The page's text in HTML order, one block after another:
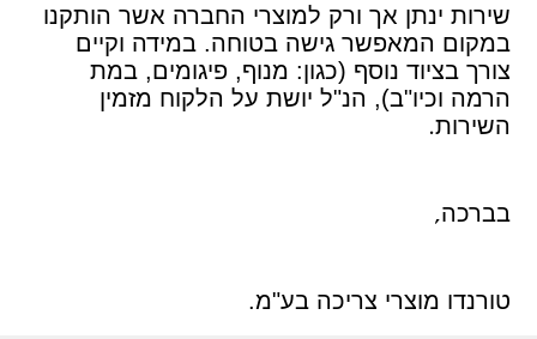
שירות ינתן אך ורק למוצרי החברה אשר הותקנו
במקום המאפשר גישה בטוחה. במידה וקיים
צורך בציוד נוסף (כגון: מנוף, פיגומים, במת
הרמה וכיו"ב), הנ"ל יושת על הלקוח מזמין
השירות.
בברכה,
טורנדו מוצרי צריכה בע"מ.